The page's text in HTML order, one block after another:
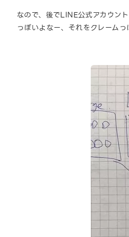
なので、後でLINE公式アカウン
っぽいよなー、それをクレーム